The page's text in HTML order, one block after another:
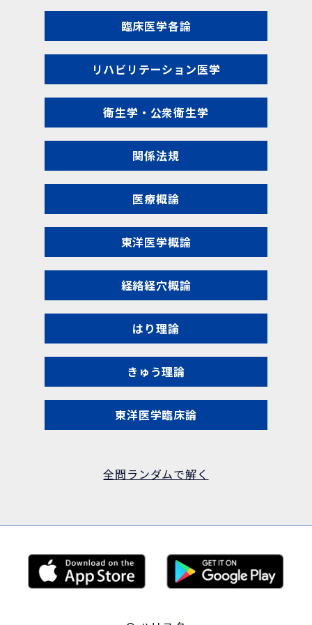
臨床医学各論
リハビリテーション医学
衛生学・公衆衛生学
関係法規
医療概論
東洋医学概論
経絡経穴概論
はり理論
きゅう理論
東洋医学臨床論
全問ランダムで解く